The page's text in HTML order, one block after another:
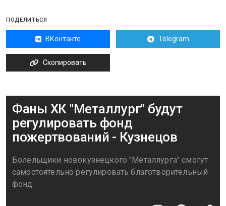
ПОДЕЛИТЬСЯ
ВКонтакте Telegram
Скопировать
Фаны ХК "Металлург" будут
регулировать фонд
пожертвований - Кузнецов
Болельщики новокузнецкого "Металлурга" смогут
самостоятельно регулировать благотворительный
фонд